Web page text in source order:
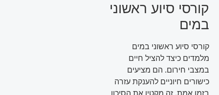
קורסי סיוע ראשוני
במים
קורסי סיוע ראשוני במים
מלמדים כיצד להציל חיים
במצבי חירום. הם מציעים
כישורים חיוניים להענקת עזרה